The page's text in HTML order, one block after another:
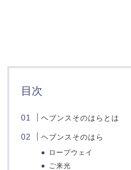
目次
ヘブンスそのはらとは
ヘブンスそのはら
ロープウェイ
ご来光